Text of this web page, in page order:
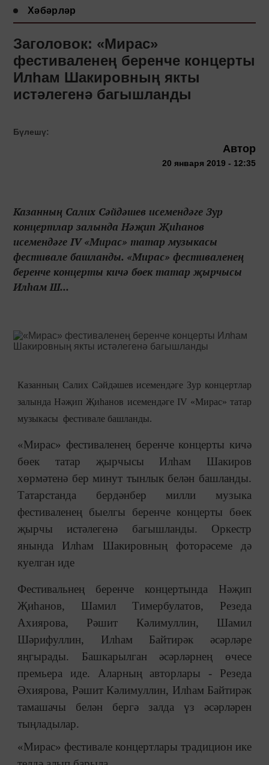
Хәбәрләр
Заголовок: «Мирас»
фестиваленең беренче концерты
Илһам Шакировның якты
истәлегенә багышланды
Бүлешү:
Автор
20 января 2019 - 12:35
Казанның Салих Сәйдәшев исемендәге Зур
концертлар залында Нәҗип Җиһанов
исемендәге IV «Мирас» татар музыкасы
фестивале башланды. «Мирас» фестиваленең
беренче концерты кичә бөек татар җырчысы
Илһам Ш...
Казанның Салих Сәйдәшев исемендәге Зур концертлар
залында Нәҗип Җиһанов исемендәге IV «Мирас» татар
музыкасы фестивале башланды.
«Мирас» фестиваленең беренче концерты кичә
бөек татар җырчысы Илһам Шакиров
хөрмәтенә бер минут тынлык белән башланды.
Татарстанда бердәнбер милли музыка
фестиваленең быелгы беренче концерты бөек
җырчы истәлегенә багышланды. Оркестр
янында Илһам Шакировның фоторәсеме дә
куелган иде
Фестивальнең беренче концертында Нәҗип
Җиһанов, Шамил Тимербулатов, Резеда
Ахиярова, Рәшит Кәлимуллин, Шамил
Шәрифуллин, Илһам Байтирәк әсәрләре
яңгырады. Башкарылган әсәрләрнең өчесе
премьера иде. Аларның авторлары - Резеда
Әхиярова, Рәшит Кәлимуллин, Илһам Байтирәк
тамашачы белән бергә залда үз әсәрләрен
тыңладылар.
«Мирас» фестивале концертлары традицион ике